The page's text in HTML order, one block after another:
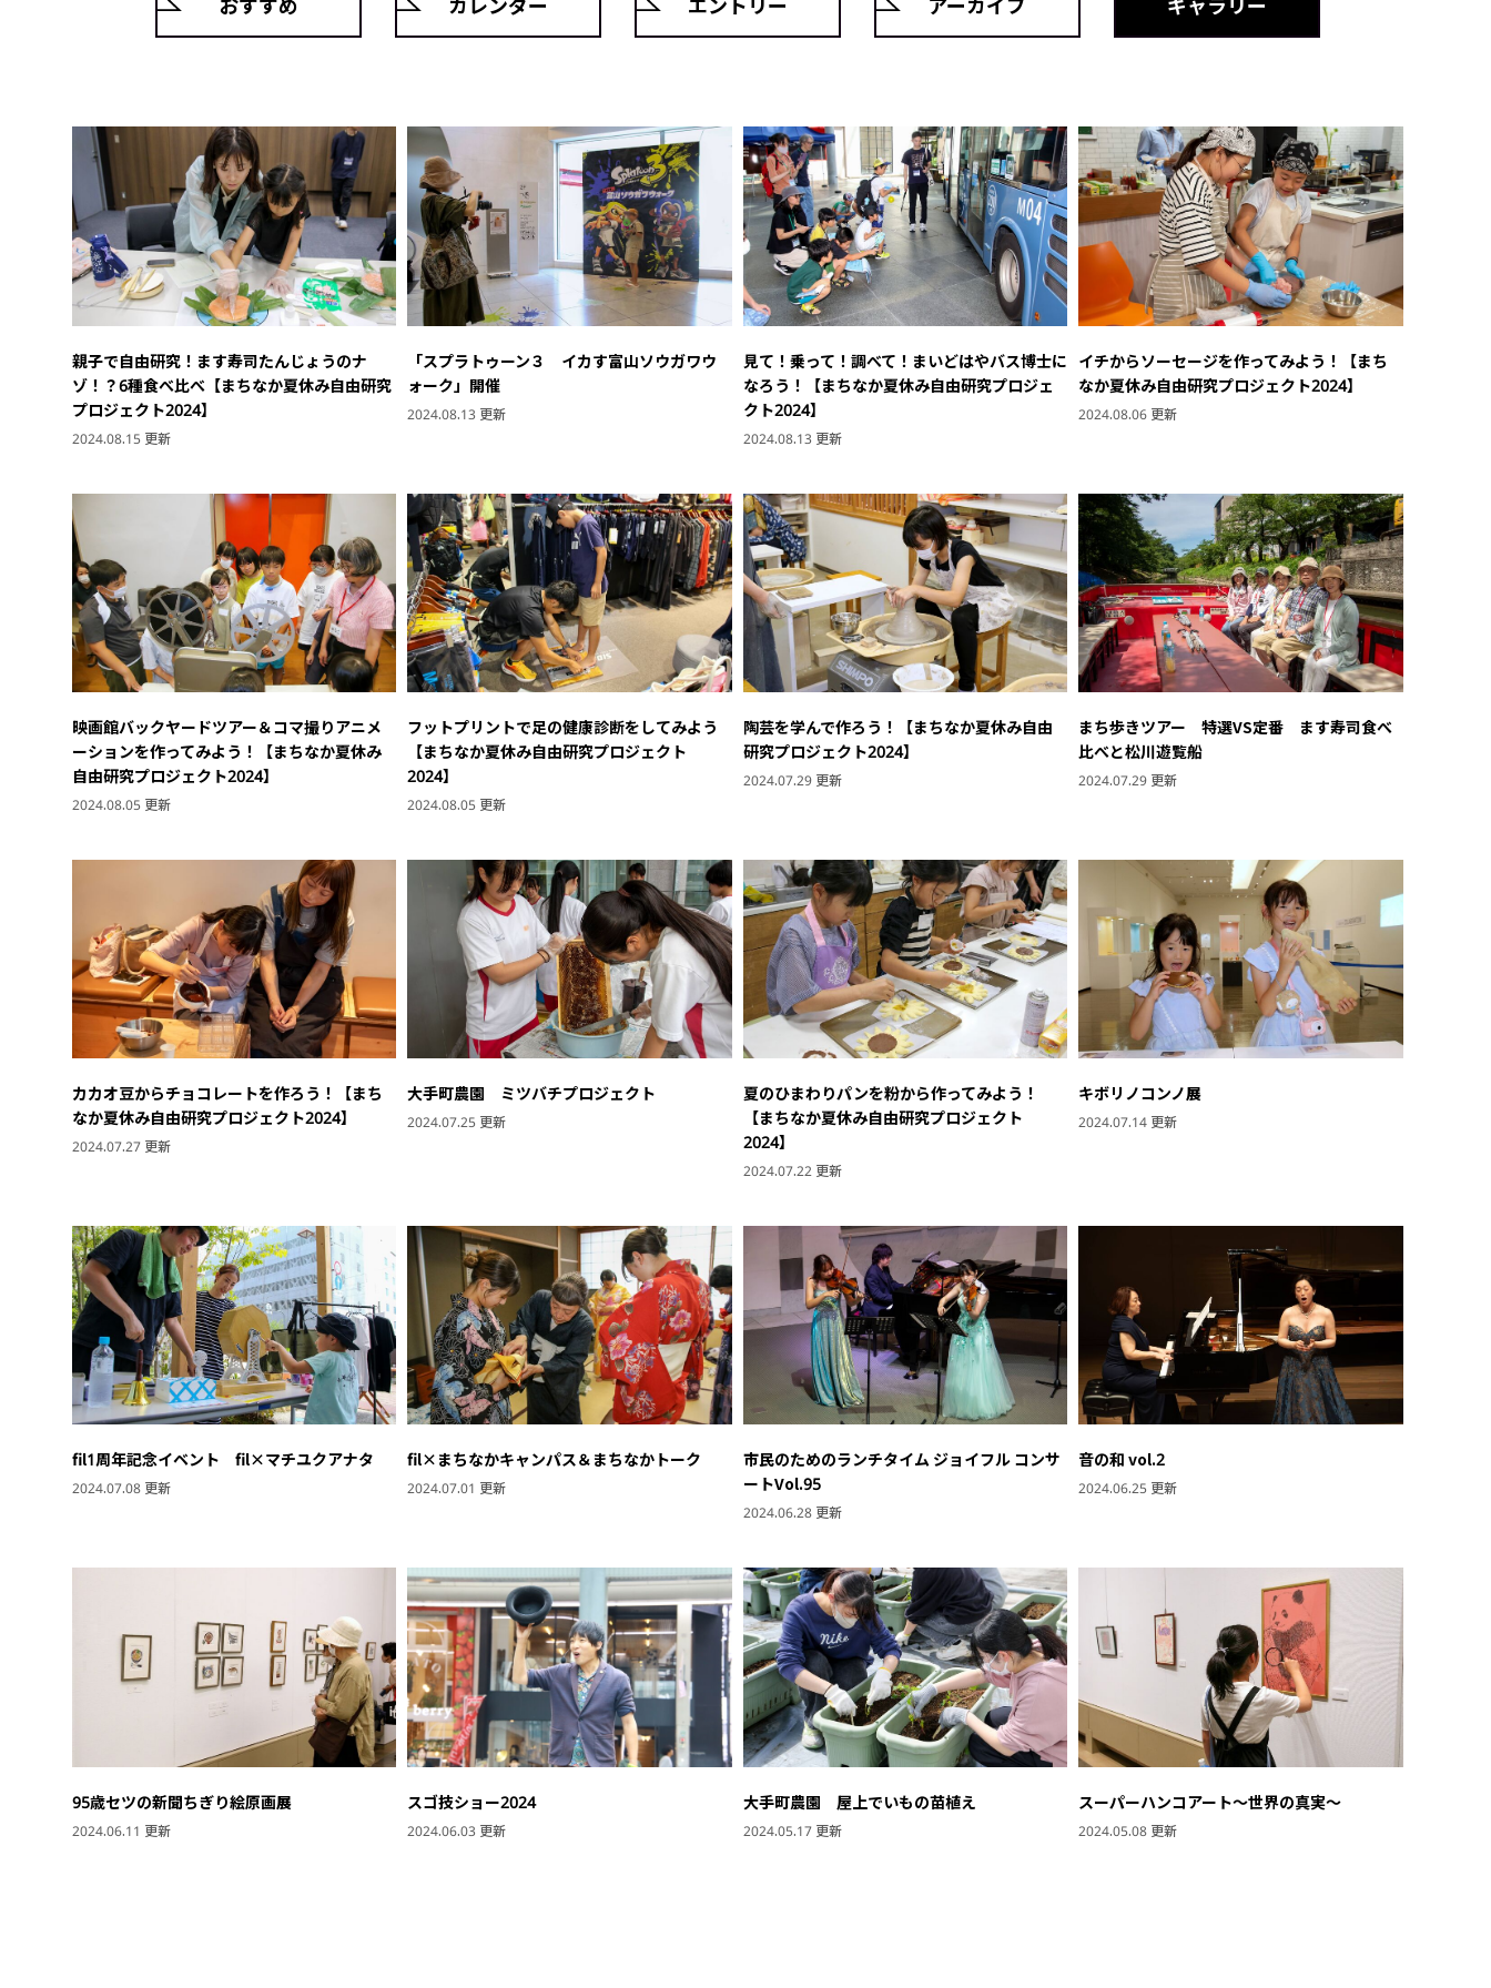
親子で自由研究！ます寿司たんじょうのナ
ゾ！？6種食べ比べ【まちなか夏休み自由研究
プロジェクト2024】
2024.08.15 更新
「スプラトゥーン３ イカす富山ソウガワウ
ォーク」開催
2024.08.13 更新
見て！乗って！調べて！まいどはやバス博士に
なろう！【まちなか夏休み自由研究プロジェ
クト2024】
2024.08.13 更新
イチからソーセージを作ってみよう！【まち
なか夏休み自由研究プロジェクト2024】
2024.08.06 更新
映画館バックヤードツアー＆コマ撮りアニメ
ーションを作ってみよう！【まちなか夏休み
自由研究プロジェクト2024】
2024.08.05 更新
フットプリントで足の健康診断をしてみよう
【まちなか夏休み自由研究プロジェクト
2024】
2024.08.05 更新
陶芸を学んで作ろう！【まちなか夏休み自由
研究プロジェクト2024】
2024.07.29 更新
まち歩きツアー 特選VS定番 ます寿司食べ
比べと松川遊覧船
2024.07.29 更新
カカオ豆からチョコレートを作ろう！【まち
なか夏休み自由研究プロジェクト2024】
2024.07.27 更新
大手町農園 ミツバチプロジェクト
2024.07.25 更新
夏のひまわりパンを粉から作ってみよう！
【まちなか夏休み自由研究プロジェクト
2024】
2024.07.22 更新
キボリノコンノ展
2024.07.14 更新
fil1周年記念イベント fil×マチユクアナタ
2024.07.08 更新
fil×まちなかキャンパス＆まちなかトーク
2024.07.01 更新
市民のためのランチタイム ジョイフル コンサ
ートVol.95
2024.06.28 更新
音の和 vol.2
2024.06.25 更新
95歳セツの新聞ちぎり絵原画展
2024.06.11 更新
スゴ技ショー2024
2024.06.03 更新
大手町農園 屋上でいもの苗植え
2024.05.17 更新
スーパーハンコアート～世界の真実～
2024.05.08 更新